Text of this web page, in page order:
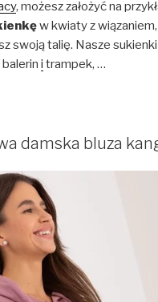
, możesz założyć na
w kwiaty z
swoją talię. Nasze
i trampek, …
damska bluza